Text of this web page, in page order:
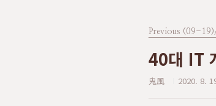
Previous (09-
40대 IT
鬼風 2020. 8.